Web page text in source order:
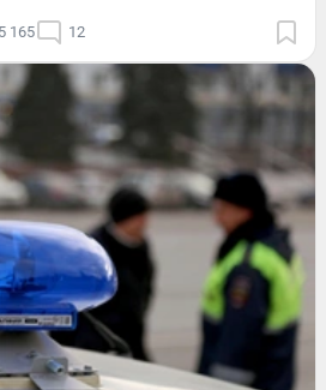
5 165 12